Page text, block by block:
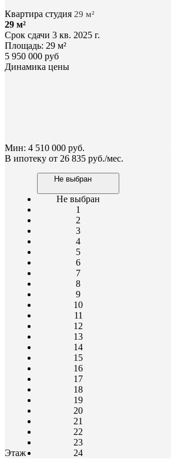
Квартира студия 29 м²
29 м²
Срок сдачи 3 кв. 2025 г.
Площадь: 29 м²
5 950 000 руб
Динамика цены
Мин: 4 510 000 руб.
В ипотеку от 26 835 руб./мес.
Этаж
Не выбран
Не выбран
1
2
3
4
5
6
7
8
9
10
11
12
13
14
15
16
17
18
19
20
21
22
23
24